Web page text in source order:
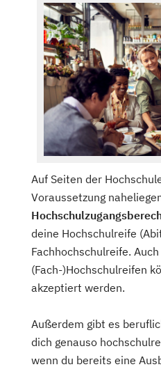
Auf Seiten der
Voraussetzung
deine Hochschulreife
Fachhochschulreife.
(Fach-)Hochschulreifen
akzeptiert werden.
Außerdem gibt es
dich genauso
wenn du bereits eine